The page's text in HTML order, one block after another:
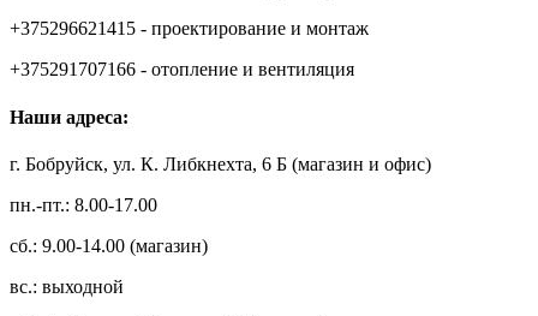
+375296621415 - проектирование и монтаж
+375291707166 - отопление и вентиляция
Наши адреса:
г. Бобруйск, ул. К. Либкнехта, 6 Б (магазин и офис)
пн.-пт.: 8.00-17.00
сб.: 9.00-14.00 (магазин)
вс.: выходной